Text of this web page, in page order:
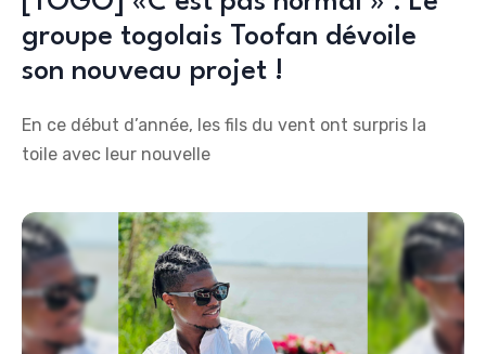
groupe togolais Toofan dévoile
son nouveau projet !
En ce début d’année, les fils du vent ont surpris la
toile avec leur nouvelle